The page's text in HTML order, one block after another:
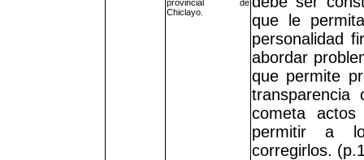
provincial de
Chiclayo.
que le
personalidad
abordar
que permite
cometa
permitir a
corregirlos.